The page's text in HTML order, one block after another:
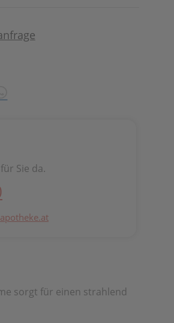
Sie da.
sorgt für einen strahlend